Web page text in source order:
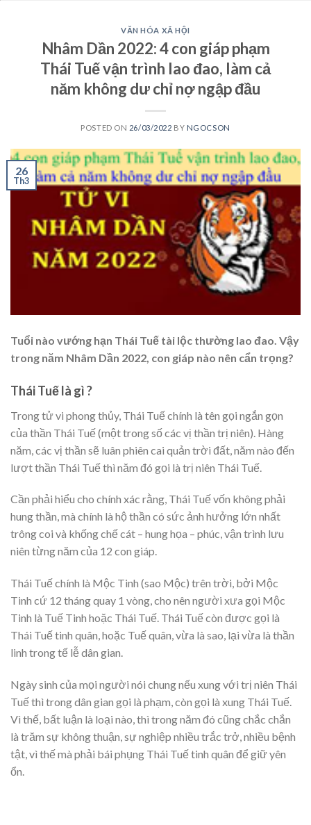
VĂN HÓA XÃ HỘI
Nhâm Dần 2022: 4 con giáp phạm
Thái Tuế vận trình lao đao, làm cả
năm không dư chỉ nợ ngập đầu
POSTED ON 26/03/2022 BY NGOCSON
26
Th3
Tuổi nào vướng hạn Thái Tuế tài lộc thường lao đao. Vậy
trong năm Nhâm Dần 2022, con giáp nào nên cẩn trọng?
Thái Tuế là gì ?
Trong tử vi phong thủy, Thái Tuế chính là tên gọi ngắn gọn
của thần Thái Tuế (một trong số các vị thần trị niên). Hàng
năm, các vị thần sẽ luân phiên cai quản trời đất, năm nào đến
lượt thần Thái Tuế thì năm đó gọi là trị niên Thái Tuế.
Cần phải hiểu cho chính xác rằng, Thái Tuế vốn không phải
hung thần, mà chính là hộ thần có sức ảnh hưởng lớn nhất
trông coi và khống chế cát – hung họa – phúc, vận trình lưu
niên từng năm của 12 con giáp.
Thái Tuế chính là Mộc Tinh (sao Mộc) trên trời, bởi Mộc
Tinh cứ 12 tháng quay 1 vòng, cho nên người xưa gọi Mộc
Tinh là Tuế Tinh hoặc Thái Tuế. Thái Tuế còn được gọi là
Thái Tuế tinh quân, hoặc Tuế quân, vừa là sao, lại vừa là thần
linh trong tế lễ dân gian.
Ngày sinh của mọi người nói chung nếu xung với trị niên Thái
Tuế thì trong dân gian gọi là phạm, còn gọi là xung Thái Tuế.
Vì thế, bất luận là loại nào, thì trong năm đó cũng chắc chắn
là trăm sự không thuận, sự nghiệp nhiều trắc trở, nhiều bệnh
tật, vì thế mà phải bái phụng Thái Tuế tinh quân để giữ yên
ổn.